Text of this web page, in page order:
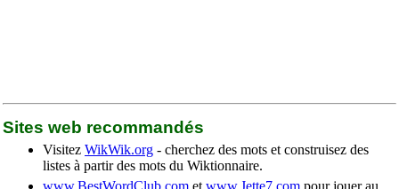
Sites web recommandés
Visitez WikWik.org - cherchez des mots et construisez des
listes à partir des mots du Wiktionnaire.
www.BestWordClub.com et www.Jette7.com pour jouer au